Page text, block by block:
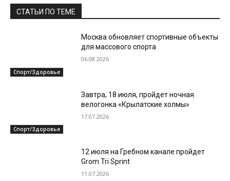
СТАТЬИ ПО ТЕМЕ
Спорт/Здоровье
Москва обновляет спортивные объекты
для массового спорта
06.08.2026
Спорт/Здоровье
Завтра, 18 июля, пройдет ночная
велогонка «Крылатские холмы»
17.07.2026
12 июля на Гребном канале пройдет
Grom Tri Sprint
11.07.2026